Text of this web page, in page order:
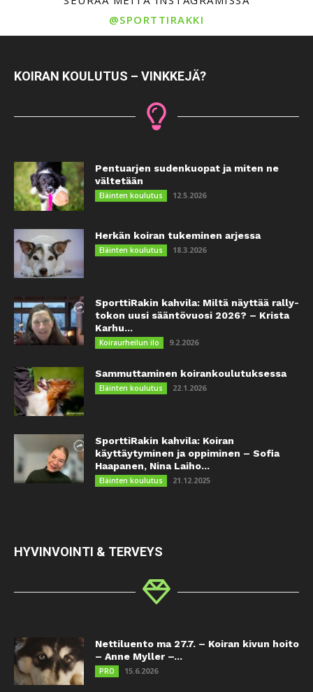
@SPORTTIRAKKI
KOIRAN KOULUTUS – VINKKEJÄ?
Pentuarjen sudenkuopat ja miten ne
vältetään
Eläinten koulutus 12.5.2026
Herkän koiran tukeminen arjessa
Eläinten koulutus 18.3.2026
SporttiRakin kahvila: Miltä näyttää rally-
tokon uusi sääntövuosi 2026? – Krista
Karhu...
Koiraurheilun ilo 9.2.2026
Sammuttaminen koirankoulutuksessa
Eläinten koulutus 22.1.2026
SporttiRakin kahvila: Koiran
käyttäytyminen ja oppiminen – Sofia
Haapanen, Nina Laiho...
Eläinten koulutus 21.12.2025
HYVINVOINTI & TERVEYS
Nettiluento ma 27.7. – Koiran kivun hoito
– Anne Myller –...
PRO 15.6.2026